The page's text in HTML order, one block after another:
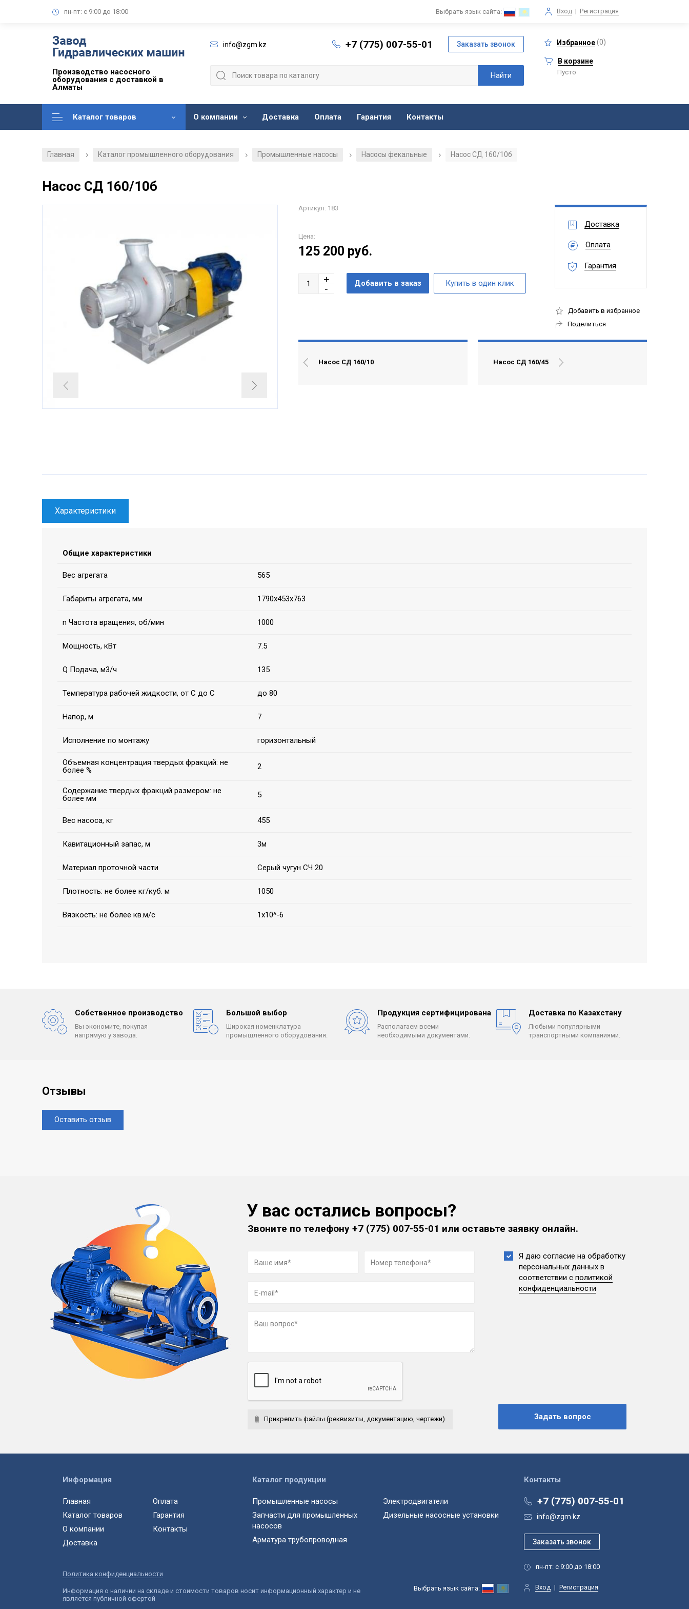
пн-пт: с 9:00 до 18:00 Вход | Регистрация
Выбрать язык сайта:
Производство насосного
оборудования с доставкой в
Алматы
info@zgm.kz +7 (775) 007-55-01 Избранное(0)
В корзине
Пусто
Каталог товаров О компании Доставка Оплата Гарантия Контакты
Главная / Каталог промышленного оборудования / Промышленные насосы / Насосы фекальные / Насос СД 160/10б
Насос СД 160/10б
Артикул: 183
Цена:
125 200 руб.
Доставка
Оплата
Гарантия
Добавить в избранное
Поделиться
Насос СД 160/10 Насос СД 160/45
Характеристики
Общие характеристики
Вес агрегата 565
Габариты агрегата, мм 1790х453х763
n Частота вращения, об/мин 1000
Мощность, кВт 7.5
Q Подача, м3/ч 135
Температура рабочей жидкости, от С до С до 80
Напор, м 7
Исполнение по монтажу горизонтальный
Объемная концентрация твердых фракций: не
более %
2
Содержание твердых фракций размером: не
более мм
5
Вес насоса, кг 455
Кавитационный запас, м 3м
Материал проточной части Серый чугун СЧ 20
Плотность: не более кг/куб. м 1050
Вязкость: не более кв.м/с 1х10^-6
Собственное производство
Вы экономите, покупая
напрямую у завода.
Большой выбор
Широкая номенклатура
промышленного оборудования.
Продукция сертифицирована
Располагаем всеми
необходимыми документами.
Доставка по Казахстану
Любыми популярными
транспортными компаниями.
Отзывы
Оставить отзыв
У вас остались вопросы?
Звоните по телефону+7 (775) 007-55-01 или оставьте заявку онлайн.
Прикрепить файлы (реквизиты, документацию, чертежи)
Я даю согласие на обработку
персональных данных в
соответствии с политикой
конфиденциальности
Контакты
+7 (775) 007-55-01
info@zgm.kz
пн-пт: с 9:00 до 18:00
Вход | Регистрация
Выбрать язык сайта:
Информация
Главная
Каталог товаров
О компании
Доставка
Оплата
Гарантия
Контакты
Каталог продукции
Промышленные насосы
Запчасти для промышленных
насосов
Арматура трубопроводная
Электродвигатели
Дизельные насосные установки
Политика конфиденциальности
Информация о наличии на складе и стоимости товаров носит информационный характер и не
является публичной офертой